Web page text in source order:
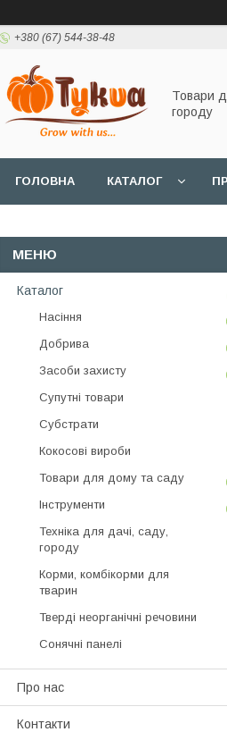
+380 (67) 544-38-48
Товари
городу
ГОЛОВНА КАТАЛОГ
Каталог
Насіння
Добрива
Засоби захисту
Супутні товари
Субстрати
Кокосові вироби
Товари для дому та саду
Інструменти
Техніка для дачі, саду,
городу
Корми, комбікорми для
тварин
Тверді неорганічні речовини
Сонячні панелі
Про нас
Контакти